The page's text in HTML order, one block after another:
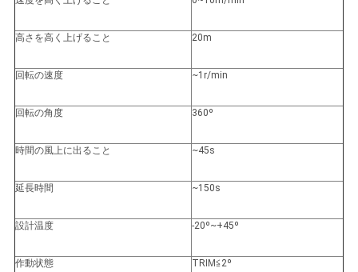
図
プ
バ
シ
ー
ポ
高さを高く上げること 20m
回転の速度 ~1r/min
回転の角度 360º
時間の風上に出ること ~45s
延長時間 ~150s
設計温度 -20º~+45º
作動状態
TRIM≦2º